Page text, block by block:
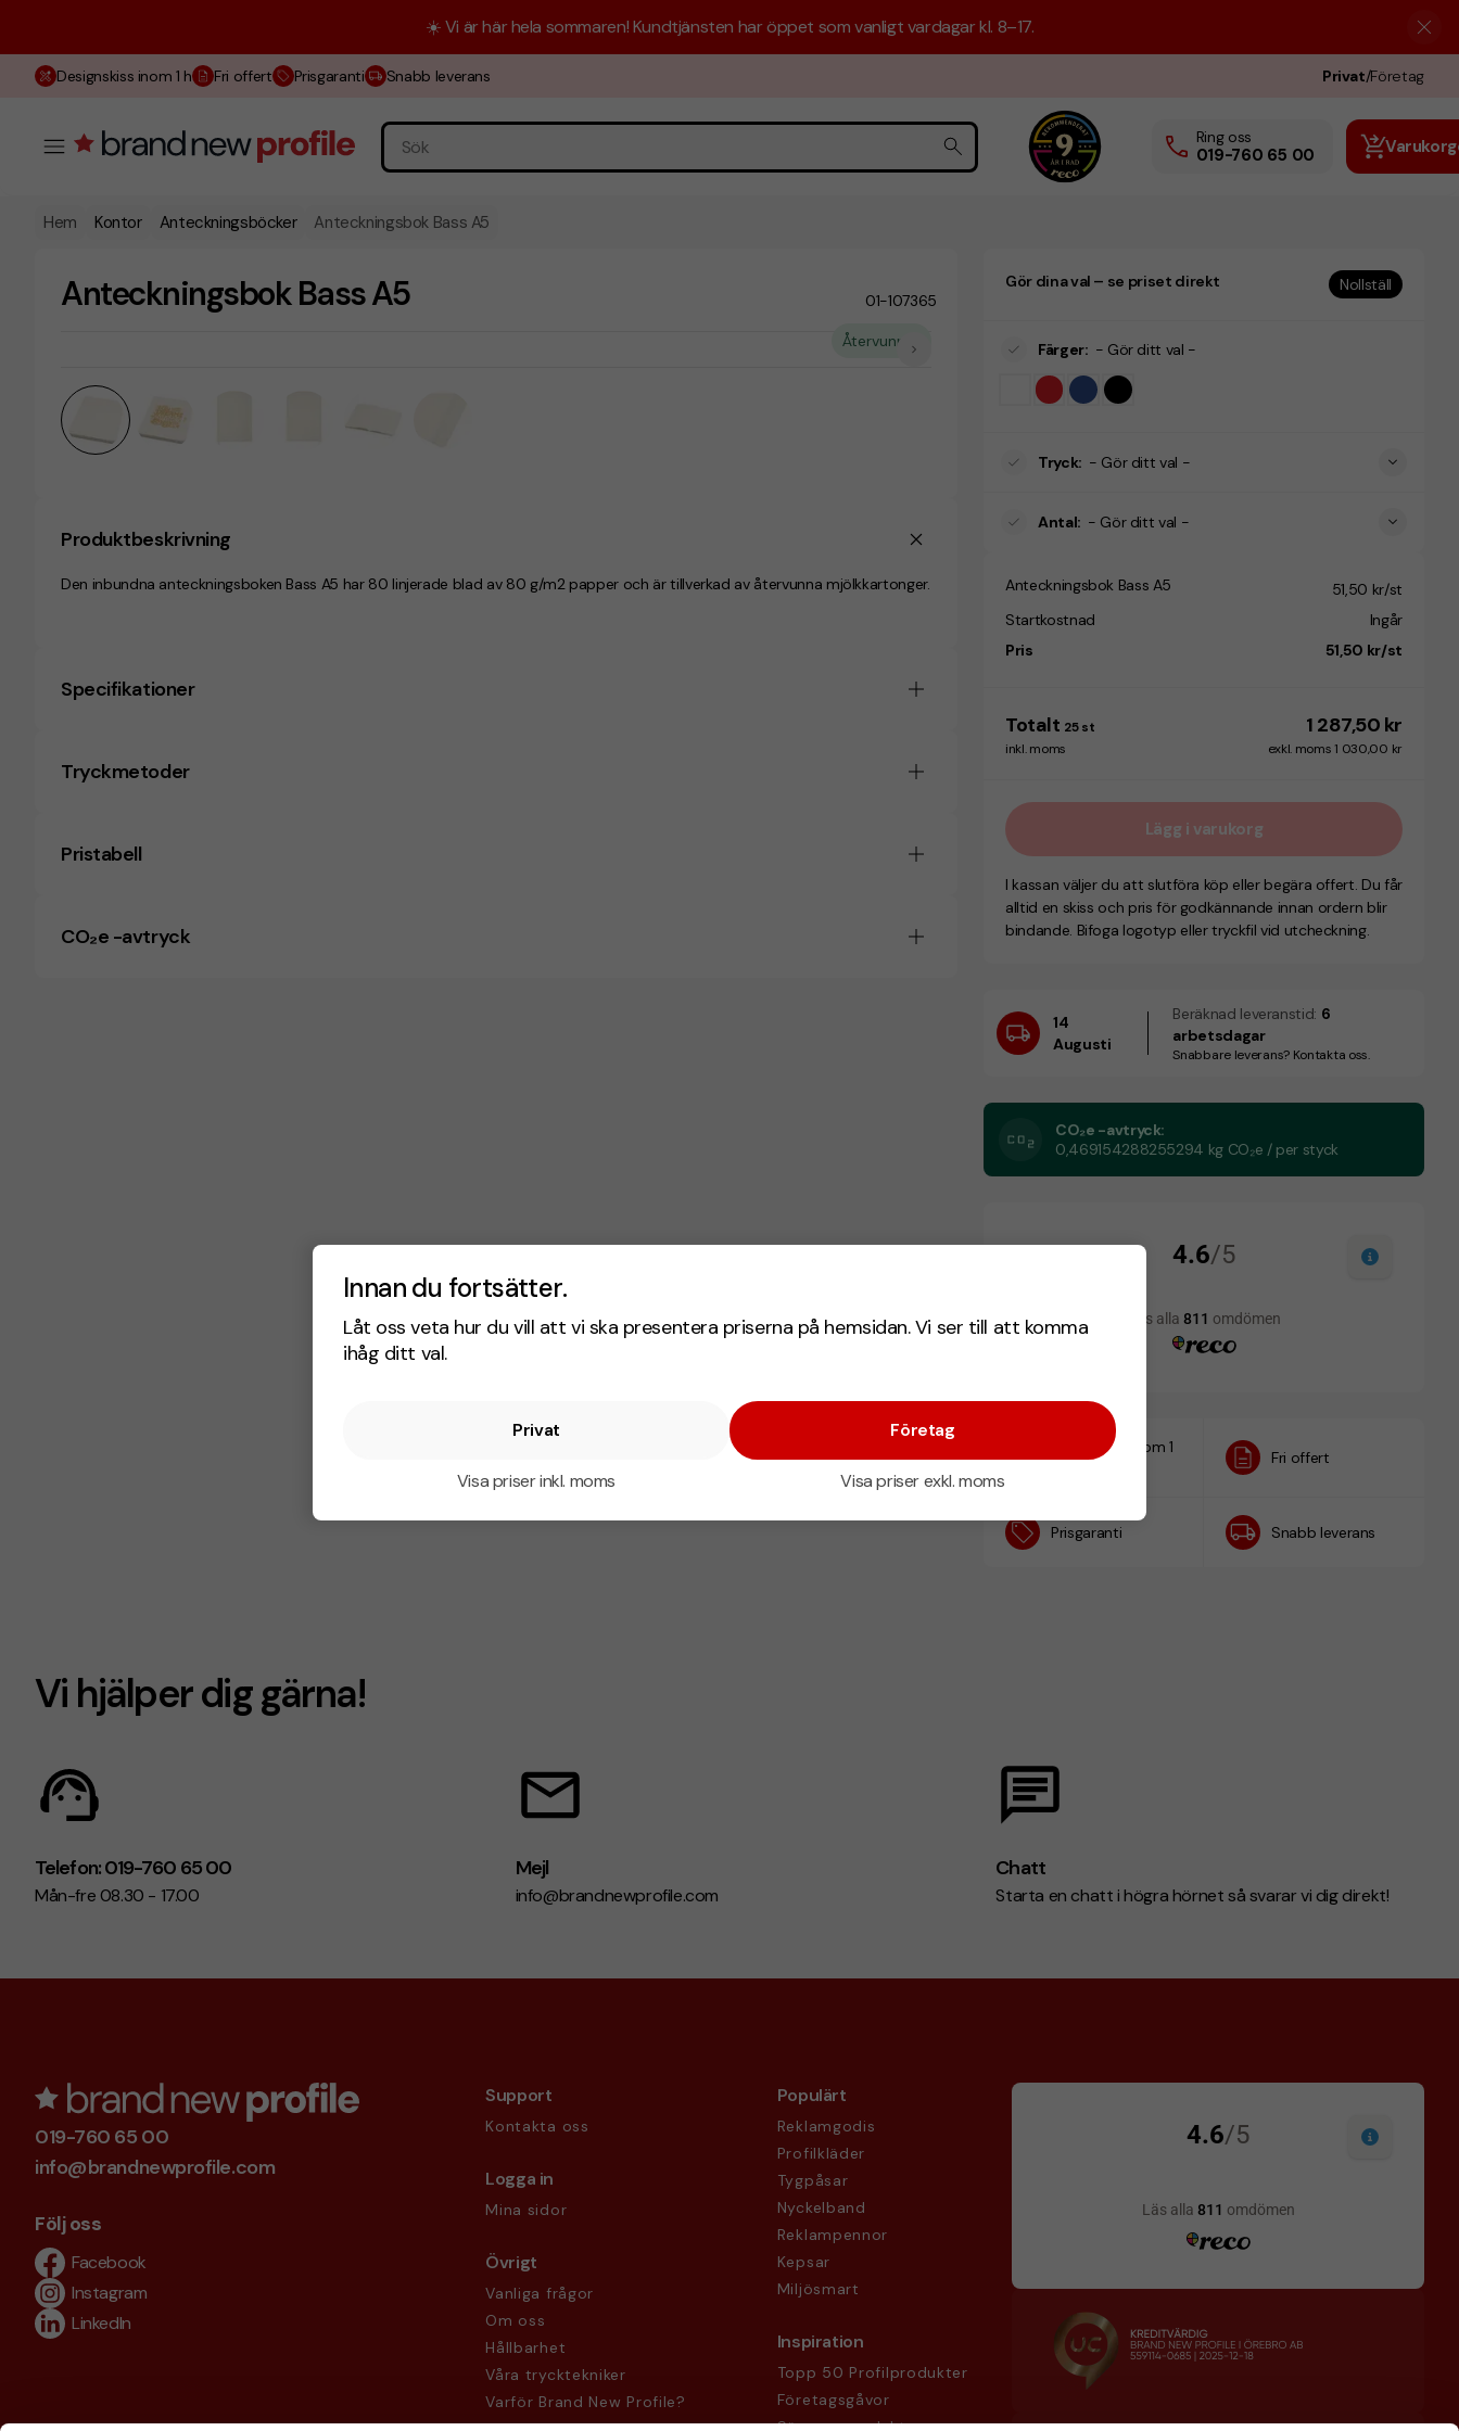
Innan du fortsätter.
Låt oss veta hur du vill att vi ska presentera priserna på hemsidan. Vi ser till att komma
ihåg ditt val.
Privat
Visa priser inkl. moms
Företag
Visa priser exkl. moms
☀️ Vi är här hela sommaren! Kundtjänsten har öppet som vanligt vardagar kl. 8–17.
Designskiss inom 1 h Fri offert Prisgaranti Snabb leverans Privat/Företag
Ring oss
019-760 65 00
Hem Kontor Anteckningsböcker Anteckningsbok Bass A5
Anteckningsbok Bass A5 01-107365
Återvunnet
Produktbeskrivning
Den inbundna anteckningsboken Bass A5 har 80 linjerade blad av 80 g/m2 papper och är tillverkad av återvunna mjölkkartonger.
Specifikationer
Tryckmetoder
Pristabell
CO₂e -avtryck
Gör dina val – se priset direkt Nollställ
Färger: - Gör ditt val -
Tryck: - Gör ditt val -
Antal: - Gör ditt val -
Anteckningsbok Bass A5
51,50 kr/st
Startkostnad
Ingår
Pris
51,50 kr/st
Totalt 25 st 1 287,50 kr
inkl. moms exkl. moms 1 030,00 kr
Lägg i varukorg
I kassan väljer du att slutföra köp eller begära offert. Du får
alltid en skiss och pris för godkännande innan ordern blir
bindande. Bifoga logotyp eller tryckfil vid utcheckning.
14
Augusti
Beräknad leveranstid: 6
arbetsdagar
Snabbare leverans? Kontakta oss.
CO₂e -avtryck:
0,469154288255294 kg CO₂e / per styck
Designskiss inom 1
Fri offert
Prisgaranti Snabb leverans
Vi hjälper dig gärna!
Telefon: 019-760 65 00
Mån-fre 08.30 - 17.00
Mejl
info@brandnewprofile.com
Chatt
Starta en chatt i högra hörnet så svarar vi dig direkt!
019-760 65 00
info@brandnewprofile.com
Följ oss
Facebook
Instagram
LinkedIn
Support
Kontakta oss
Logga in
Mina sidor
Övrigt
Vanliga frågor
Om oss
Hållbarhet
Våra trycktekniker
Varför Brand New Profile?
Populärt
Reklamgodis
Profilkläder
Tygpåsar
Nyckelband
Reklampennor
Kepsar
Miljösmart
Inspiration
Topp 50 Profilprodukter
Företagsgåvor
Säsongsprodukter